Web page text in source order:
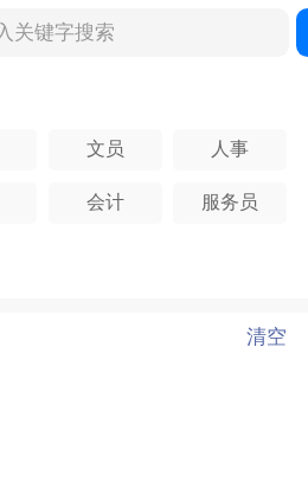
文员 人事
会计 服务员
清空